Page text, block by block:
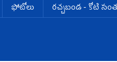
ఫోటోలు ర‌చ్చ‌బండ‌ - కోటి